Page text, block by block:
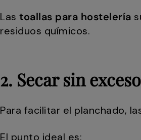
Las toallas para hostelería
residuos químicos.
2. Secar sin
Para facilitar el planchado,
El punto ideal es: